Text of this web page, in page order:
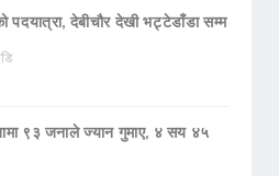
पदयात्रा, देबीचौर देखी भट्टेडाँडा सम्म
९३ जनाले ज्यान गुमाए, ४ सय ४५